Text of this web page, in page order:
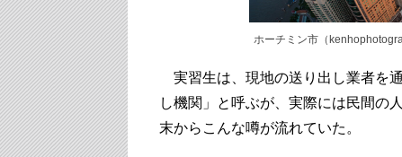
ホーチミン市（
実習生は、現地の送り出し業者を
し機関」と呼ぶが、実際には民間の
末からこんな噂が流れていた。